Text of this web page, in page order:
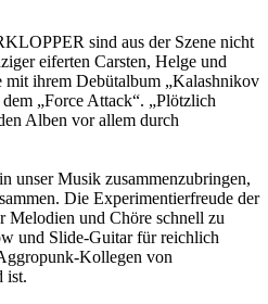
sind aus der Szene nicht
eiferten Carsten, Helge und
ihrem Debütalbum „Kalashnikov
„Force Attack“. „Plötzlich
Alben vor allem durch
unser Musik zusammenzubringen,
Die Experimentierfreude der
Melodien und Chöre schnell zu
und Slide-Guitar für reichlich
Kollegen von
ist.